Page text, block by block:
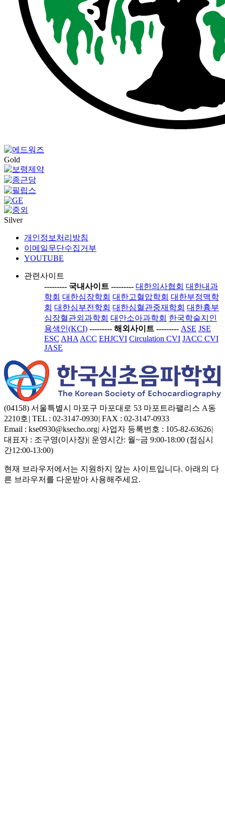
Gold
Silver
개인정보처리방침
이메일무단수집거부
YOUTUBE
관련사이트
--------- 국내사이트 --------- 대한의사협회 대한내과
학회 대한심장학회 대한고혈압학회 대한부정맥학
회 대한심부전학회 대한심혈관중재학회 대한흉부
심장혈관외과학회 대안소아과학회 한국학술지인
용색인(KCI) --------- 해외사이트 --------- ASE JSE
ESC AHA ACC EHJCVI Circulation CVI JACC CVI
JASE
(04158) 서울특별시 마포구 마포대로 53 마포트라팰리스 A동
2210호 | TEL : 02-3147-0930| FAX : 02-3147-0933
Email : kse0930@ksecho.org| 사업자 등록번호 : 105-82-63626|
대표자 : 조구영(이사장)| 운영시간: 월~금 9:00-18:00 (점심시
간12:00-13:00)
현재 브라우저에서는 지원하지 않는 사이트입니다. 아래의 다
른 브라우저를 다운받아 사용해주세요.